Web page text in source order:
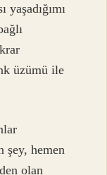
üzümü ile
şey, hemen
olan